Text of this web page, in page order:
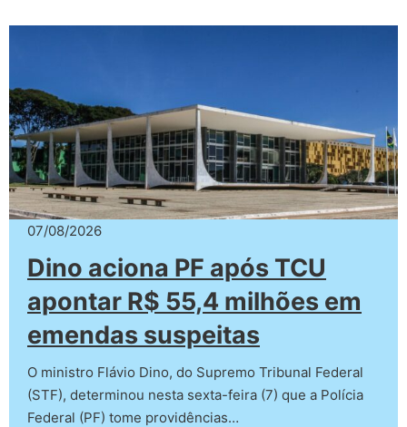
07/08/2026
Dino aciona PF após TCU
apontar R$ 55,4 milhões em
emendas suspeitas
O ministro Flávio Dino, do Supremo Tribunal Federal
(STF), determinou nesta sexta-feira (7) que a Polícia
Federal (PF) tome providências…